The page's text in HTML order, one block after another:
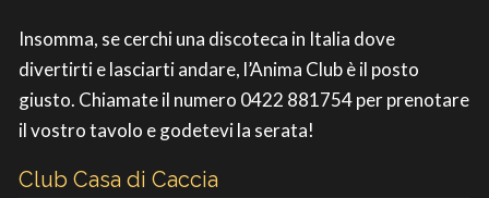
Insomma, se cerchi una discoteca in Italia dove
divertirti e lasciarti andare, l’Anima Club è il posto
giusto. Chiamate il numero 0422 881754 per prenotare
il vostro tavolo e godetevi la serata!
Club Casa di Caccia